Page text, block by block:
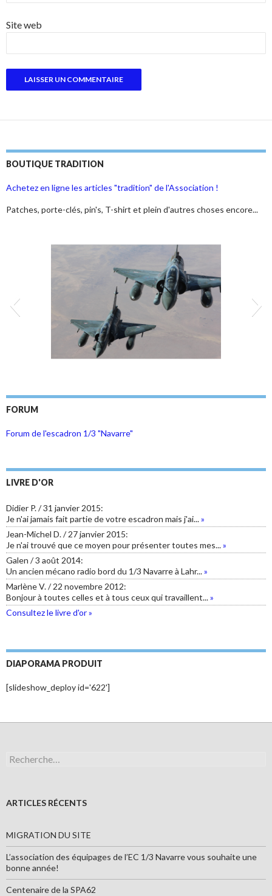
Site web
BOUTIQUE TRADITION
Achetez en ligne les articles "tradition" de l'Association !
Patches, porte-clés, pin's, T-shirt et plein d'autres choses encore...
FORUM
Forum de l'escadron 1/3 "Navarre"
LIVRE D'OR
Didier P./31 janvier 2015:
Je n'ai jamais fait partie de votre escadron mais j'ai...»
Jean-Michel D./27 janvier 2015:
Je n'ai trouvé que ce moyen pour présenter toutes mes...»
Galen /3 août 2014:
Un ancien mécano radio bord du 1/3 Navarre à Lahr...»
Marlène V./22 novembre 2012:
Bonjour à toutes celles et à tous ceux qui travaillent...»
Consultez le livre d'or »
DIAPORAMA PRODUIT
[slideshow_deploy id='622']
R
e
h
e
r
:
ARTICLES RÉCENTS
MIGRATION DU SITE
L’association des équipages de l’EC 1/3 Navarre vous souhaite une
bonne année!
Centenaire de la SPA62